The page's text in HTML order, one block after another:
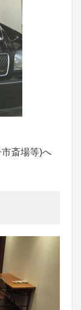
斎場等)へ